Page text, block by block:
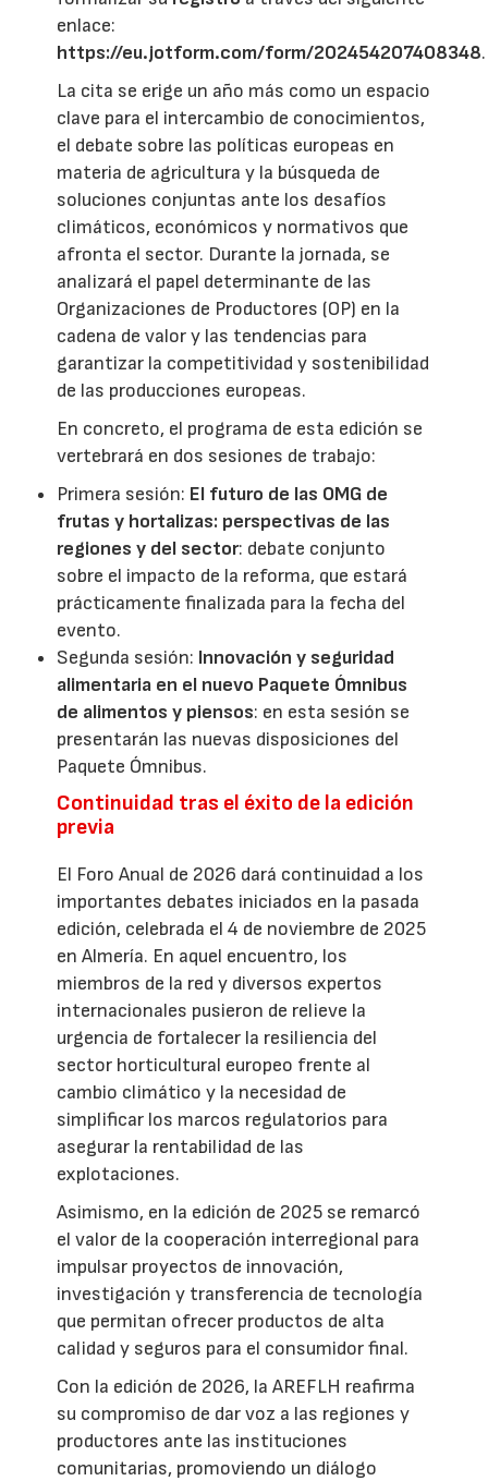
enlace:
https://eu.jotform.com/form/202454207408348.
La cita se erige un año más como un espacio
clave para el intercambio de conocimientos,
el debate sobre las políticas europeas en
materia de agricultura y la búsqueda de
soluciones conjuntas ante los desafíos
climáticos, económicos y normativos que
afronta el sector. Durante la jornada, se
analizará el papel determinante de las
Organizaciones de Productores (OP) en la
cadena de valor y las tendencias para
garantizar la competitividad y sostenibilidad
de las producciones europeas.
En concreto, el programa de esta edición se
vertebrará en dos sesiones de trabajo:
Primera sesión: El futuro de las OMG de
frutas y hortalizas: perspectivas de las
regiones y del sector: debate conjunto
sobre el impacto de la reforma, que estará
prácticamente finalizada para la fecha del
evento.
Segunda sesión: Innovación y seguridad
alimentaria en el nuevo Paquete Ómnibus
de alimentos y piensos: en esta sesión se
presentarán las nuevas disposiciones del
Paquete Ómnibus.
Continuidad tras el éxito de la edición
previa
El Foro Anual de 2026 dará continuidad a los
importantes debates iniciados en la pasada
edición, celebrada el 4 de noviembre de 2025
en Almería. En aquel encuentro, los
miembros de la red y diversos expertos
internacionales pusieron de relieve la
urgencia de fortalecer la resiliencia del
sector horticultural europeo frente al
cambio climático y la necesidad de
simplificar los marcos regulatorios para
asegurar la rentabilidad de las
explotaciones.
Asimismo, en la edición de 2025 se remarcó
el valor de la cooperación interregional para
impulsar proyectos de innovación,
investigación y transferencia de tecnología
que permitan ofrecer productos de alta
calidad y seguros para el consumidor final.
Con la edición de 2026, la AREFLH reafirma
su compromiso de dar voz a las regiones y
productores ante las instituciones
comunitarias, promoviendo un diálogo